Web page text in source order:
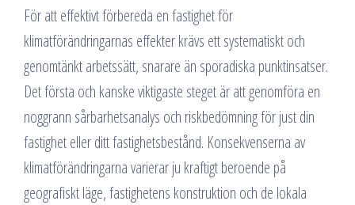
För att effektivt förbereda en fastighet för
klimatförändringarnas effekter krävs ett systematiskt och
genomtänkt arbetssätt, snarare än sporadiska punktinsatser.
Det första och kanske viktigaste steget är att genomföra en
noggrann sårbarhetsanalys och riskbedömning för just din
fastighet eller ditt fastighetsbestånd. Konsekvenserna av
klimatförändringarna varierar ju kraftigt beroende på
geografiskt läge, fastighetens konstruktion och de lokala